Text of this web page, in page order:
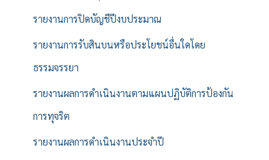
รายงานการปิดบัญชีปีงบประมาณ
รายงานการรับสินบนหรือประโยชน์อื่นใดโดย
ธรรมจรรยา
รายงานผลการดำเนินงานตามแผนปฏิบัติการป้องกัน
การทุจริต
รายงานผลการดำเนินงานประจำปี